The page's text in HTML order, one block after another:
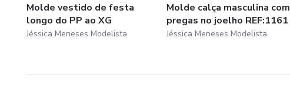
Molde vestido de festa
longo do PP ao XG
Jéssica Meneses Modelista
Molde calça masculina com
pregas no joelho REF:1161
Jéssica Meneses Modelista